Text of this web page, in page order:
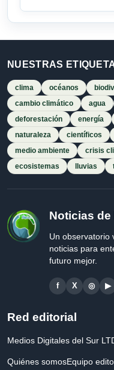
NUESTRAS
clima océanos
cambio climático
agua
deforestación
energía
naturaleza
científicos
medio ambiente
crisis
ecosistemas
lluvias
Noticias de
Un observatorio
noticias para
futuro mejor.
f X ◎ ▶
Red editorial
Medios Digitales del Sur
Quiénes somosEquipo